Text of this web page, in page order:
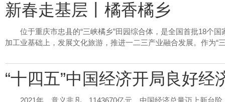
新春走基层丨橘香橘乡
位于重庆市忠县的“三峡橘乡”田园综合体，是全国首批18个
加工业基础上，发展文化旅游，推进一二三产业融合发展。作为“
“十四五”中国经济开局良好经
2021年，意义非凡。1143670亿元，中国经济总量迈上新台